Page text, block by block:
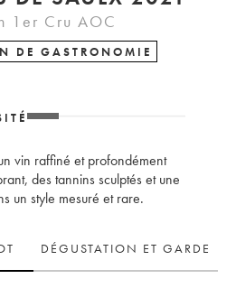
1er Cru AOC
DE GASTRONOMIE
vin raffiné et profondément
des tannins sculptés et une
un style mesuré et rare.
DÉGUSTATION ET GARDE